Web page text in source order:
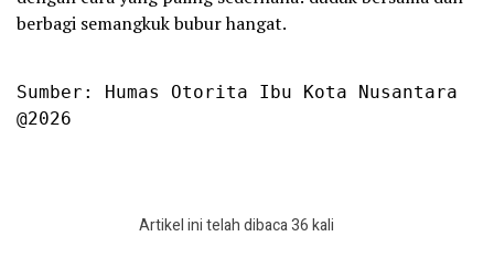
berbagi semangkuk bubur hangat.
Sumber: Humas Otorita Ibu Kota Nusantara
@2026
Artikel ini telah dibaca 36 kali